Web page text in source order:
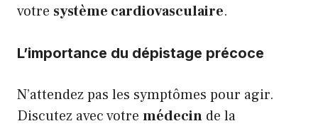
votre système cardiovasculaire.
L’importance du dépistage précoce
N’attendez pas les symptômes pour agir.
Discutez avec votre médecin de la